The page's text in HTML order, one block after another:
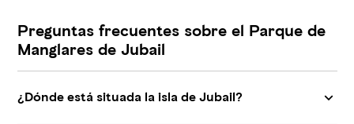
Preguntas frecuentes sobre el Parque de
Manglares de Jubail
¿Dónde está situada la isla de Jubail?